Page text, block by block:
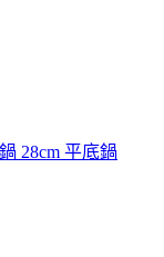
28cm 平底鍋